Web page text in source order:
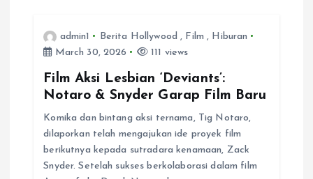
admin1 Berita Hollywood , Film , Hiburan
March 30, 2026
111 views
Film Aksi Lesbian ‘Deviants’:
Notaro & Snyder Garap Film Baru
Komika dan bintang aksi ternama, Tig Notaro,
dilaporkan telah mengajukan ide proyek film
berikutnya kepada sutradara kenamaan, Zack
Snyder. Setelah sukses berkolaborasi dalam film